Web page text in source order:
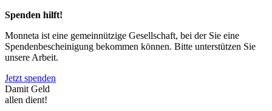
Spenden hilft!
Monneta ist eine gemeinnützige Gesellschaft, bei der Sie eine
Spendenbescheinigung bekommen können. Bitte unterstützen Sie
unsere Arbeit.
Jetzt spenden
Damit Geld
allen dient!